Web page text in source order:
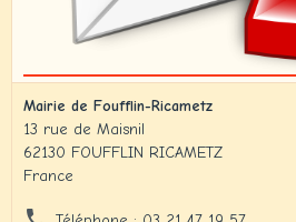
Mairie de Foufflin-Ricametz
13 rue de Maisnil
62130 FOUFFLIN RICAMETZ
France